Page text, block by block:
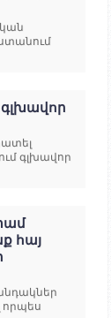
գլխավոր
հայ
որպես